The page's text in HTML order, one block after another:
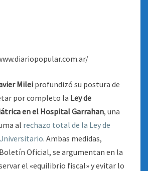
Mileiprofundizó su postura de
por completo la Ley de
en el Hospital Garrahan, una
al rechazo total de la Ley de
. Ambas medidas,
Oficial, se argumentan en la
el «equilibrio fiscal» y evitar lo